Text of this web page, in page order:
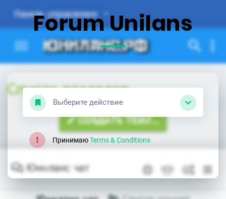
Forum Unilans
Выберите действие
ПринимаюTerms & Conditions